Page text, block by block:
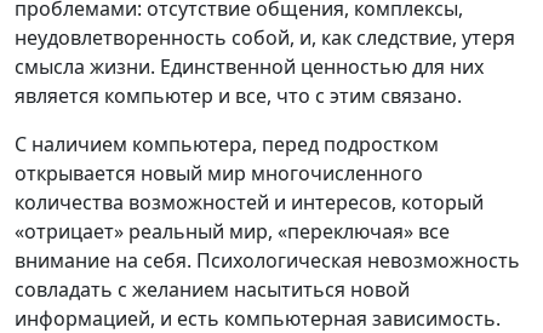
проблемами: отсутствие общения, комплексы,
неудовлетворенность собой, и, как следствие, утеря
смысла жизни. Единственной ценностью для них
является компьютер и все, что с этим связано.
С наличием компьютера, перед подростком
открывается новый мир многочисленного
количества возможностей и интересов, который
«отрицает» реальный мир, «переключая» все
внимание на себя. Психологическая невозможность
совладать с желанием насытиться новой
информацией, и есть компьютерная зависимость.